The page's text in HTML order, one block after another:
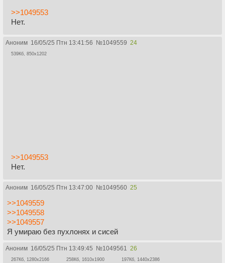
>>1049553
Нет.
Аноним 16/05/25 Птн 13:41:56 №1049559 24
539Кб, 850x1202
>>1049553
Нет.
Аноним 16/05/25 Птн 13:47:00 №1049560 25
>>1049559
>>1049558
>>1049557
Я умираю без пухлонях и сисей
Аноним 16/05/25 Птн 13:49:45 №1049561 26
267Кб, 1280x2166 258Кб, 1610x1900 197Кб, 1440x2386